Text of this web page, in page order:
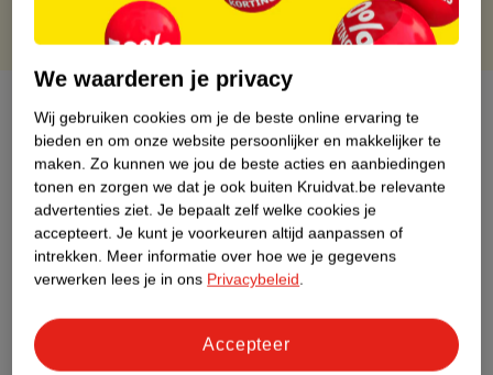
Over dit product
Productinformatie
Etiketinformatie
Nature Impact Score
Dit product heeft (nog) geen Nature
Impact Score.
We waarderen je privacy
Wij gebruiken cookies om je de beste online ervaring te
bieden en om onze website persoonlijker en makkelijker te
maken. Zo kunnen we jou de beste acties en aanbiedingen
tonen en zorgen we dat je ook buiten Kruidvat.be relevante
advertenties ziet. Je bepaalt zelf welke cookies je
accepteert. Je kunt je voorkeuren altijd aanpassen of
intrekken. Meer informatie over hoe we je gegevens
verwerken lees je in ons Privacybeleid.
Accepteer